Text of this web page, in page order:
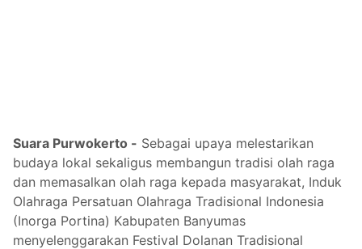
Suara Purwokerto - Sebagai upaya melestarikan
budaya lokal sekaligus membangun tradisi olah raga
dan memasalkan olah raga kepada masyarakat, Induk
Olahraga Persatuan Olahraga Tradisional Indonesia
(Inorga Portina) Kabupaten Banyumas
menyelenggarakan Festival Dolanan Tradisional